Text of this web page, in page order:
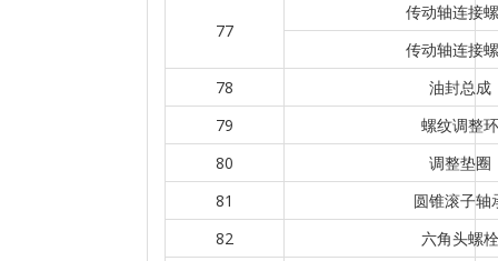
77
传动轴连接
传动轴连接
78
油封总成
79
螺纹调整环
80
调整垫圈
81
圆锥滚子轴
82
六角头螺栓